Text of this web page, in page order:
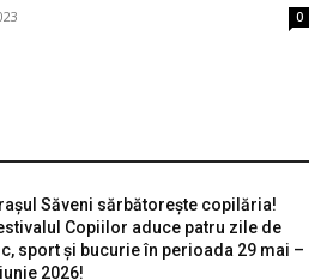
0
Săveni sărbătorește copilăria!
Copiilor aduce patru zile de
sport și bucurie în perioada 29 mai –
2026!